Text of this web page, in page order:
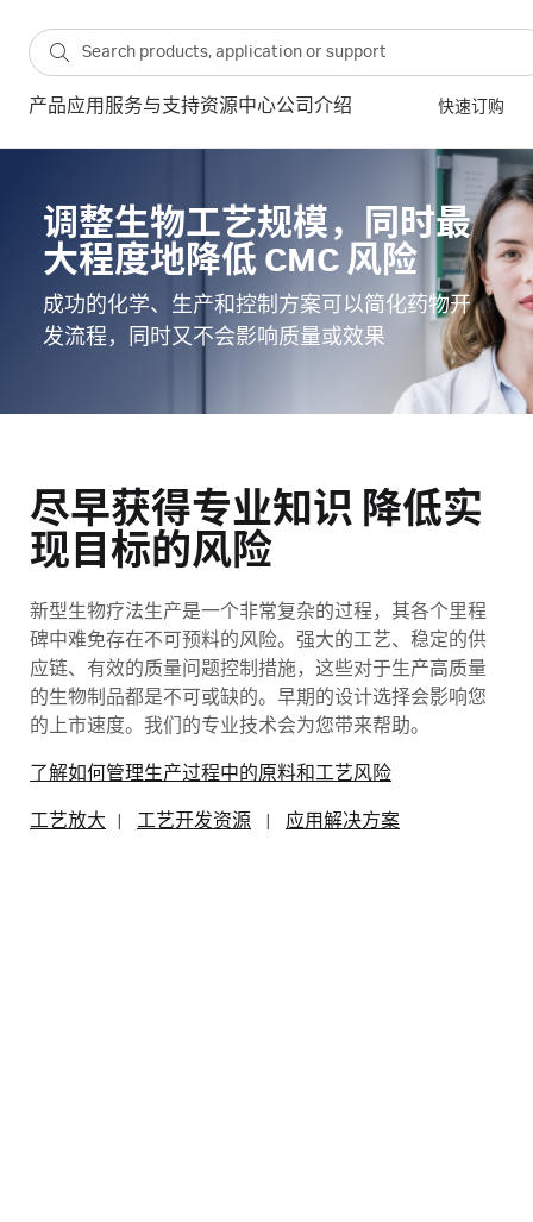
产品应用 服务与支持资源中心公司介绍 快速订购
调整生物工艺规模，同时最
大程度地降低 CMC 风险
成功的化学、生产和控制方案可以简化药物开
发流程，同时又不会影响质量或效果
尽早获得专业知识 降低实
现目标的风险
新型生物疗法生产是一个非常复杂的过程，其各个里程
碑中难免存在不可预料的风险。强大的工艺、稳定的供
应链、有效的质量问题控制措施，这些对于生产高质量
的生物制品都是不可或缺的。早期的设计选择会影响您
的上市速度。我们的专业技术会为您带来帮助。
了解如何管理生产过程中的原料和工艺风险
工艺放大 工艺开发资源 应用解决方案